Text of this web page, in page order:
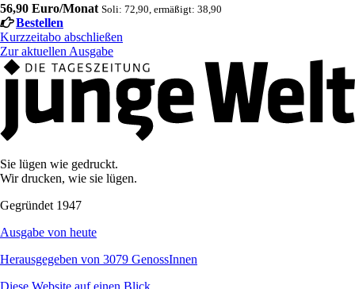
56,90 Euro/Monat Soli: 72,90, ermäßigt: 38,90
Bestellen
Kurzzeitabo abschließen
Zur aktuellen Ausgabe
Sie lügen wie gedruckt.
Wir drucken, wie sie lügen.
Gegründet 1947
Ausgabe von heute
Herausgegeben von 3079 GenossInnen
Diese Website auf einen Blick